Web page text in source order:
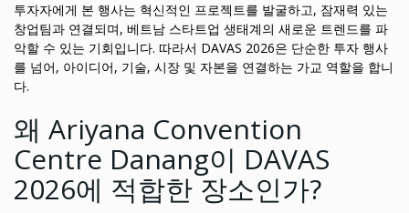
투자자에게 본 행사는 혁신적인 프로젝트를 발굴하고, 잠재력 있는
창업팀과 연결되며, 베트남 스타트업 생태계의 새로운 트렌드를 파
악할 수 있는 기회입니다. 따라서 DAVAS 2026은 단순한 투자 행사
를 넘어, 아이디어, 기술, 시장 및 자본을 연결하는 가교 역할을 합니
다.
왜 Ariyana Convention
Centre Danang이 DAVAS
2026에 적합한 장소인가?